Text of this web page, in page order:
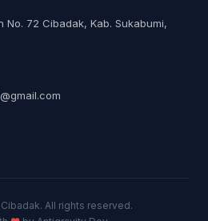
No. 72 Cibadak, Kab. Sukabumi,
All rights reserved.